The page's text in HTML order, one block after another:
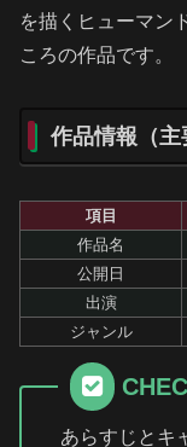
を描くヒューマン
ころの作品です。
作品情報（主
項目
作品名
公開日
出演
ジャンル
あらすじとキ